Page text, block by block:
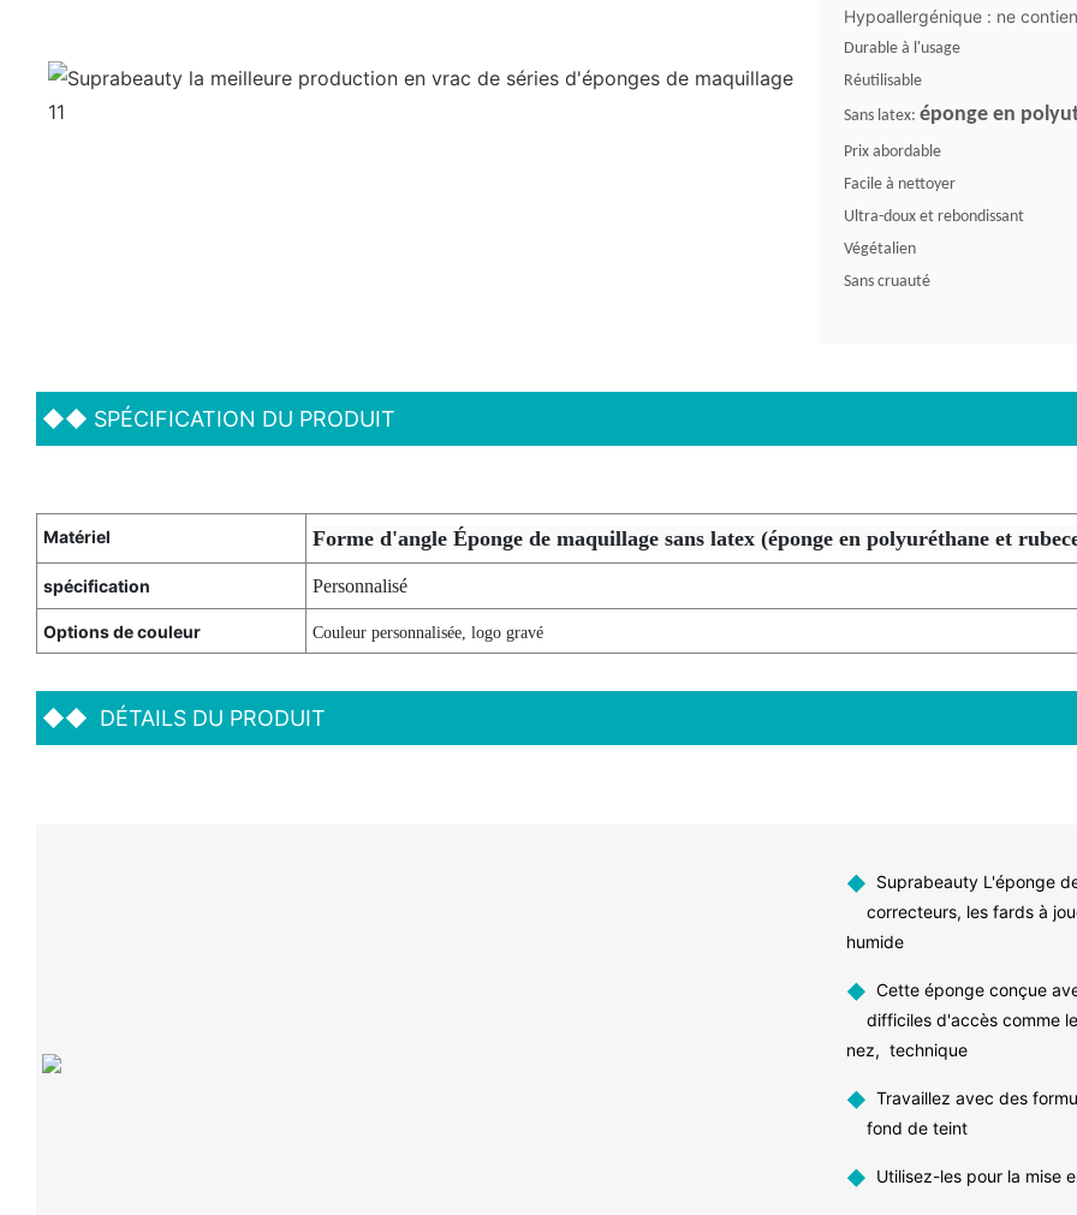
Hypoallergénique : ne
Durable à l'usage
Réutilisable
Sans latex: éponge en
Prix abordable
Facile à nettoyer
Ultra-doux et rebondissant
Végétalien
Sans cruauté
◆◆ SPÉCIFICATION DU PRODUIT
Matériel Forme d'angle Éponge de maquillage sans latex (éponge en polyuréthane et
spécification Personnalisé
Options de couleur Couleur personnalisée, logo gravé
◆◆ DÉTAILS DU PRODUIT
◆ Suprabeauty L'éponge
correcteurs, les fards à
humide
◆ Cette éponge conçue
difficiles d'accès comme
nez, technique
◆ Travaillez avec des
fond de teint
◆ Utilisez-les pour la mise